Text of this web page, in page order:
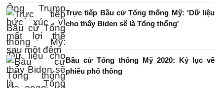
Trực tiếp Bầu cử Tổng thống Mỹ: 'Dữ liệu
cho thấy Biden sẽ là Tổng thống'
Bầu cử Tổng thống Mỹ 2020: Kỷ lục về
phiếu phổ thông